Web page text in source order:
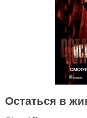
Остаться в